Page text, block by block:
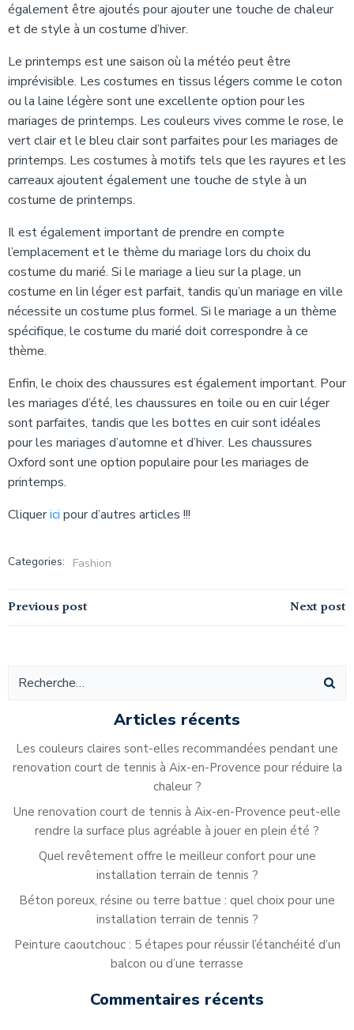
également être ajoutés pour ajouter une touche de chaleur
et de style à un costume d’hiver.
Le printemps est une saison où la météo peut être
imprévisible. Les costumes en tissus légers comme le coton
ou la laine légère sont une excellente option pour les
mariages de printemps. Les couleurs vives comme le rose, le
vert clair et le bleu clair sont parfaites pour les mariages de
printemps. Les costumes à motifs tels que les rayures et les
carreaux ajoutent également une touche de style à un
costume de printemps.
Il est également important de prendre en compte
l’emplacement et le thème du mariage lors du choix du
costume du marié. Si le mariage a lieu sur la plage, un
costume en lin léger est parfait, tandis qu’un mariage en ville
nécessite un costume plus formel. Si le mariage a un thème
spécifique, le costume du marié doit correspondre à ce
thème.
Enfin, le choix des chaussures est également important. Pour
les mariages d’été, les chaussures en toile ou en cuir léger
sont parfaites, tandis que les bottes en cuir sont idéales
pour les mariages d’automne et d’hiver. Les chaussures
Oxford sont une option populaire pour les mariages de
printemps.
Cliquerici pour d’autres articles !!!
Categories: Fashion
Navigation
l’article
Previous post Navigation
Next post
Articles récents
Les couleurs claires sont-elles recommandées pendant une
renovation court de tennis à Aix-en-Provence pour réduire la
chaleur ?
Une renovation court de tennis à Aix-en-Provence peut-elle
rendre la surface plus agréable à jouer en plein été ?
Quel revêtement offre le meilleur confort pour une
installation terrain de tennis ?
Béton poreux, résine ou terre battue : quel choix pour une
installation terrain de tennis ?
Peinture caoutchouc : 5 étapes pour réussir l’étanchéité d’un
balcon ou d’une terrasse
Commentaires récents